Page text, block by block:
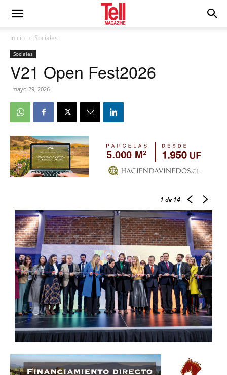
Inicio Sociales
Sociales
V21 Open Fest2026
mayo 29, 2026
1 de 14